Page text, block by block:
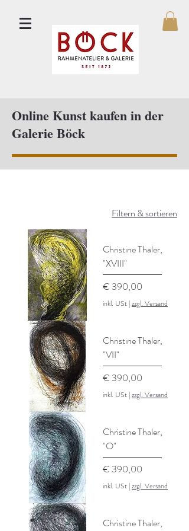
Online Kunst kaufen in der
Galerie Böck
Filtern & sortieren
Christine Thaler,
"XVIII"
Preis
€ 390,00
inkl. USt |zzgl. Versand
Christine Thaler,
"VII"
Preis
€ 390,00
inkl. USt |zzgl. Versand
Christine Thaler,
"O"
Preis
€ 390,00
inkl. USt |zzgl. Versand
Christine Thaler,